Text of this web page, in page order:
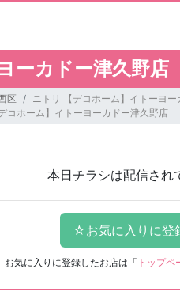
ーカドー津久野店
区
ニトリ 【デコホーム】イトーヨ
デコホーム】イトーヨーカドー津久野店
本日チラシは配信され
お気に入りに登録したお店は 「 トップペ